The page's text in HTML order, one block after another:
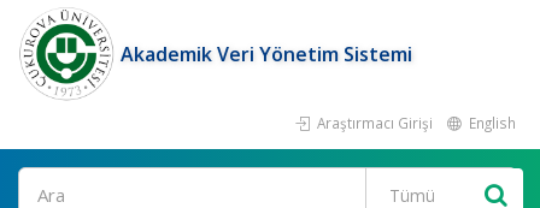
Akademik Veri Yönetim Sistemi
Araştırmacı Girişi English
Ara